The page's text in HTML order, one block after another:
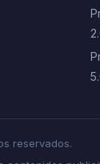
reservados.